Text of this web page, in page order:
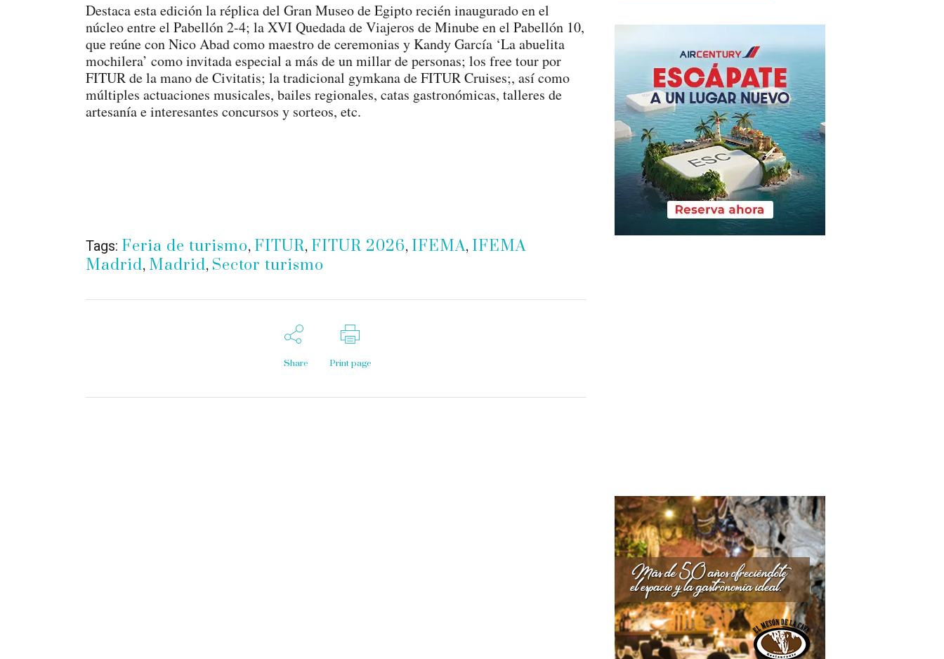
Destaca esta edición la réplica del Gran Museo de Egipto recién inaugurado en el
núcleo entre el Pabellón 2-4; la XVI Quedada de Viajeros de Minube en el Pabellón 10,
que reúne con Nico Abad como maestro de ceremonias y Kandy García ‘La abuelita
mochilera’ como invitada especial a más de un millar de personas; los free tour por
FITUR de la mano de Civitatis; la tradicional gymkana de FITUR Cruises;, así como
múltiples actuaciones musicales, bailes regionales, catas gastronómicas, talleres de
artesanía e interesantes concursos y sorteos, etc.
Tags: Feria de turismo, FITUR, FITUR 2026, IFEMA, IFEMA
Madrid, Madrid, Sector turismo
Share Print page